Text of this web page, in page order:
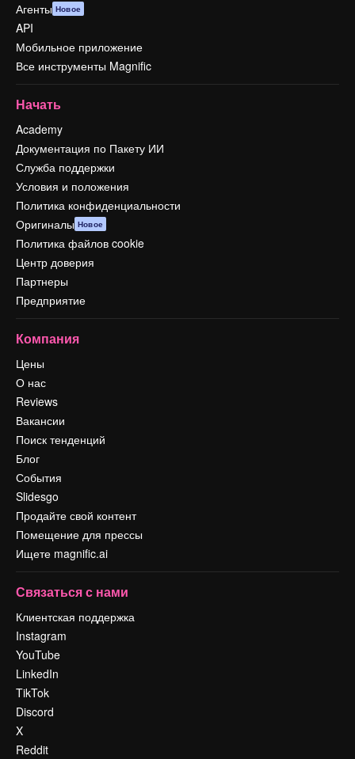
Агенты Новое
API
Мобильное приложение
Все инструменты Magnific
Начать
Academy
Документация по Пакету ИИ
Служба поддержки
Условия и положения
Политика конфиденциальности
Оригиналы Новое
Политика файлов cookie
Центр доверия
Партнеры
Предприятие
Компания
Цены
О нас
Reviews
Вакансии
Поиск тенденций
Блог
События
Slidesgo
Продайте свой контент
Помещение для прессы
Ищете magnific.ai
Связаться с нами
Клиентская поддержка
Instagram
YouTube
LinkedIn
TikTok
Discord
X
Reddit